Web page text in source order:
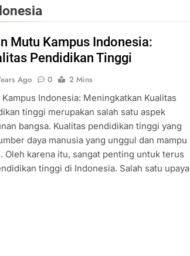
Mutu Kampus Indonesia:
Pendidikan Tinggi
Ago 0
2 Mins
Indonesia: Meningkatkan Kualitas
tinggi merupakan salah satu aspek
bangsa. Kualitas pendidikan tinggi yang
daya manusia yang unggul dan mampu
Oleh karena itu, sangat penting untuk terus
tinggi di Indonesia. Salah satu upaya